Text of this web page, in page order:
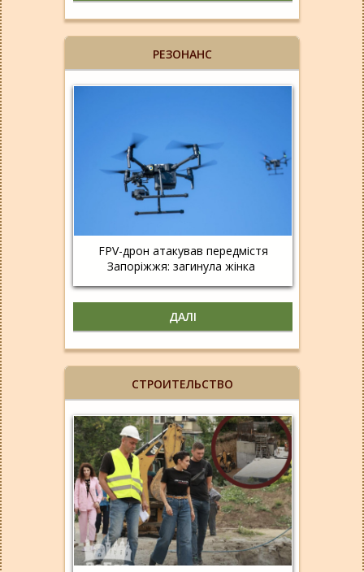
РЕЗОНАНС
FPV-дрон атакував передмістя
Запоріжжя: загинула жінка
ДАЛІ
СТРОИТЕЛЬСТВО